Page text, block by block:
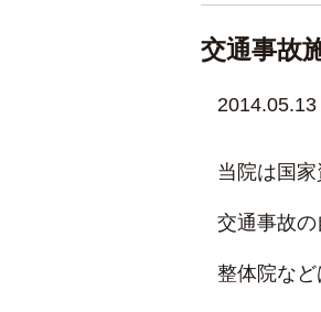
交通事故
当院は国
交通事故の
整体院な